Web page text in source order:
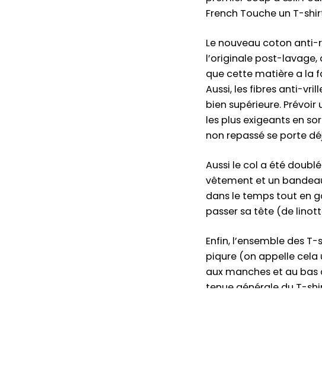
French Touche un T-
Le nouveau coton
l’originale post-lavage,
que cette matière a la
Aussi, les fibres anti-
bien supérieure.
les plus exigeants en
non repassé se porte
Aussi le col a été
vêtement et un
dans le temps tout en
passer sa tête (de
Enfin, l’ensemble des
piqure (on appelle cela
aux manches et au
tenue générale du T-